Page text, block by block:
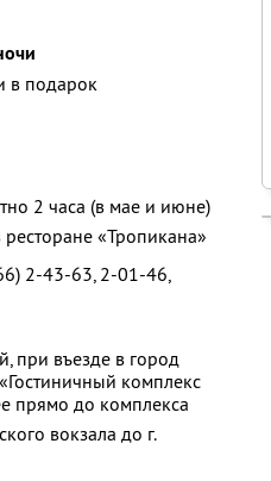
в подарок
2 часа (в мае и июне)
«Тропикана»
2-43-63, 2-01-46,
при въезде в город
комплекс
прямо до комплекса
вокзала до г.